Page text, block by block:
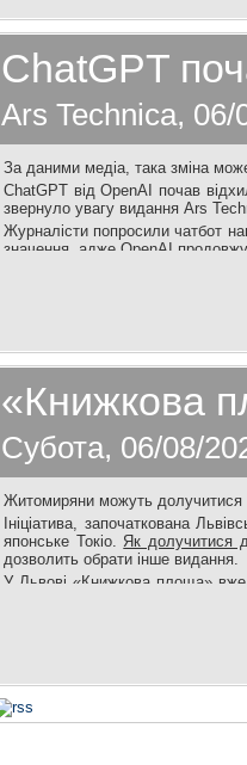
ChatGPT
Ars Technica, 06/
За даними медіа, така зміна
ChatGPT від OpenAI почав
звернуло увагу видання Ars
Журналісти попросили чатбот
значення, адже OpenAI
«Книжкова
Субота, 06/08/
Житомиряни можуть долучитися
Ініціатива, започаткована
японське Токіо. Як долучитися
дозволить обрати інше видання.
У Львові «Книжкова площа» вже